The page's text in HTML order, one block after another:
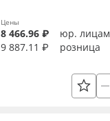
Цены
8 466.96 ₽
юр. лицам
9 887.11 ₽
розница